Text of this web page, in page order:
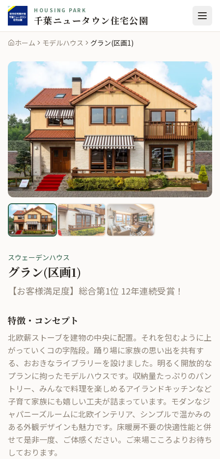
HOUSING PARK
千葉ニュータウン住宅公園
ホーム モデルハウス グラン(区画1)
スウェーデンハウス
グラン(区画1)
【お客様満足度】総合第1位 12年連続受賞！
特徴・コンセプト
北欧薪ストーブを建物の中央に配置。それを包むように上
がっていくコの字階段。踊り場に家族の思い出を共有す
る、おおきなライブラリーを設けました。明るく開放的な
プランに拘ったモデルハウスです。収納量たっぷりのパン
トリー、みんなで料理を楽しめるアイランドキッチンなど
子育て家族にも嬉しい工夫が詰まっています。モダンなジ
ャパニーズルームに北欧インテリア、シンプルで温かみの
ある外観デザインも魅力です。床暖房不要の快適性能と併
せて是非一度、ご体感ください。ご来場こころよりお待ち
しております。